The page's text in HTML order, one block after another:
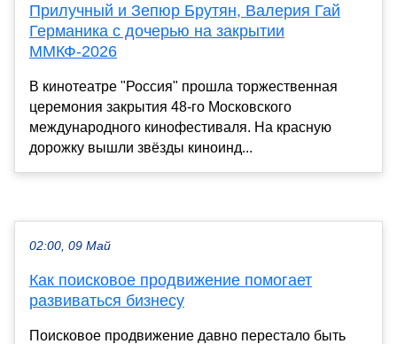
Прилучный и Зепюр Брутян, Валерия Гай
Германика с дочерью на закрытии
ММКФ-2026
В кинотеатре "Россия" прошла торжественная
церемония закрытия 48-го Московского
международного кинофестиваля. На красную
дорожку вышли звёзды киноинд...
02:00, 09 Май
Как поисковое продвижение помогает
развиваться бизнесу
Поисковое продвижение давно перестало быть